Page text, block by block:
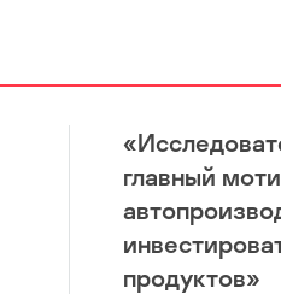
главный
продуктов»